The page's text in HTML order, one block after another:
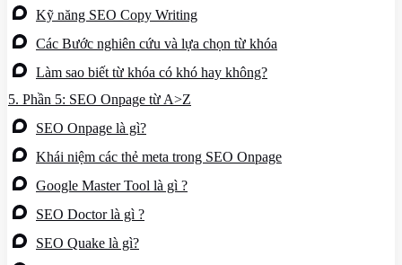
Kỹ năng SEO Copy Writing
Các Bước nghiên cứu và lựa chọn từ khóa
Làm sao biết từ khóa có khó hay không?
5. Phần 5: SEO Onpage từ A>Z
SEO Onpage là gì?
Khái niệm các thẻ meta trong SEO Onpage
Google Master Tool là gì ?
SEO Doctor là gì ?
SEO Quake là gì?